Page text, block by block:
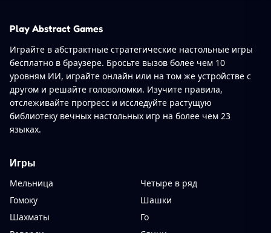
Play Abstract Games
Играйте в абстрактные стратегические настольные игры
бесплатно в браузере. Бросьте вызов более чем 10
уровням ИИ, играйте онлайн или на том же устройстве с
другом и решайте головоломки. Изучите правила,
отслеживайте прогресс и исследуйте растущую
библиотеку вечных настольных игр на более чем 23
языках.
Игры
Мельница
Четыре в ряд
Гомоку
Шашки
Шахматы
Го